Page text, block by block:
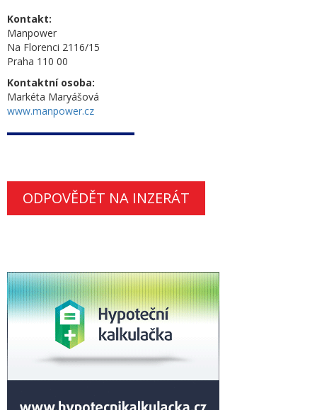
Kontakt:
Manpower
Na Florenci 2116/15
Praha 110 00
Kontaktní osoba:
Markéta Maryášová
www.manpower.cz
ODPOVĚDĚT NA INZERÁT